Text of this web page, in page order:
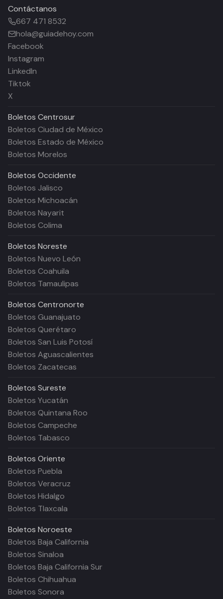
Contáctanos
667 471 8532
hola@guiadehoy.com
Facebook
Instagram
LinkedIn
Tiktok
X
Boletos Centrosur
Boletos Ciudad de México
Boletos Estado de México
Boletos Morelos
Boletos Occidente
Boletos Jalisco
Boletos Michoacán
Boletos Nayarit
Boletos Colima
Boletos Noreste
Boletos Nuevo León
Boletos Coahuila
Boletos Tamaulipas
Boletos Centronorte
Boletos Guanajuato
Boletos Querétaro
Boletos San Luis Potosí
Boletos Aguascalientes
Boletos Zacatecas
Boletos Sureste
Boletos Yucatán
Boletos Quintana Roo
Boletos Campeche
Boletos Tabasco
Boletos Oriente
Boletos Puebla
Boletos Veracruz
Boletos Hidalgo
Boletos Tlaxcala
Boletos Noroeste
Boletos Baja California
Boletos Sinaloa
Boletos Baja California Sur
Boletos Chihuahua
Boletos Sonora